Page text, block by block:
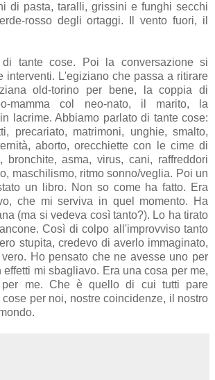
di pasta, taralli, grissini e funghi secchi
rosso degli ortaggi. Il vento fuori, il
di tante cose. Poi la conversazione si
interventi. L'egiziano che passa a ritirare
old-torino per bene, la coppia di
mamma col neo-nato, il marito, la
lacrime. Abbiamo parlato di tante cose:
precariato, matrimoni, unghie, smalto,
aborto, orecchiette con le cime di
bronchite, asma, virus, cani, raffreddori
maschilismo, ritmo sonno/veglia. Poi un
un libro. Non so come ha fatto. Era
che mi serviva in quel momento. Ha
(ma si vedeva così tanto?). Lo ha tirato
Così di colpo all'improvviso tanto
stupita, credevo di averlo immaginato,
Ho pensato che ne avesse uno per
mi sbagliavo. Era una cosa per me,
per me. Che è quello di cui tutti pare
per noi, nostre coincidenze, il nostro